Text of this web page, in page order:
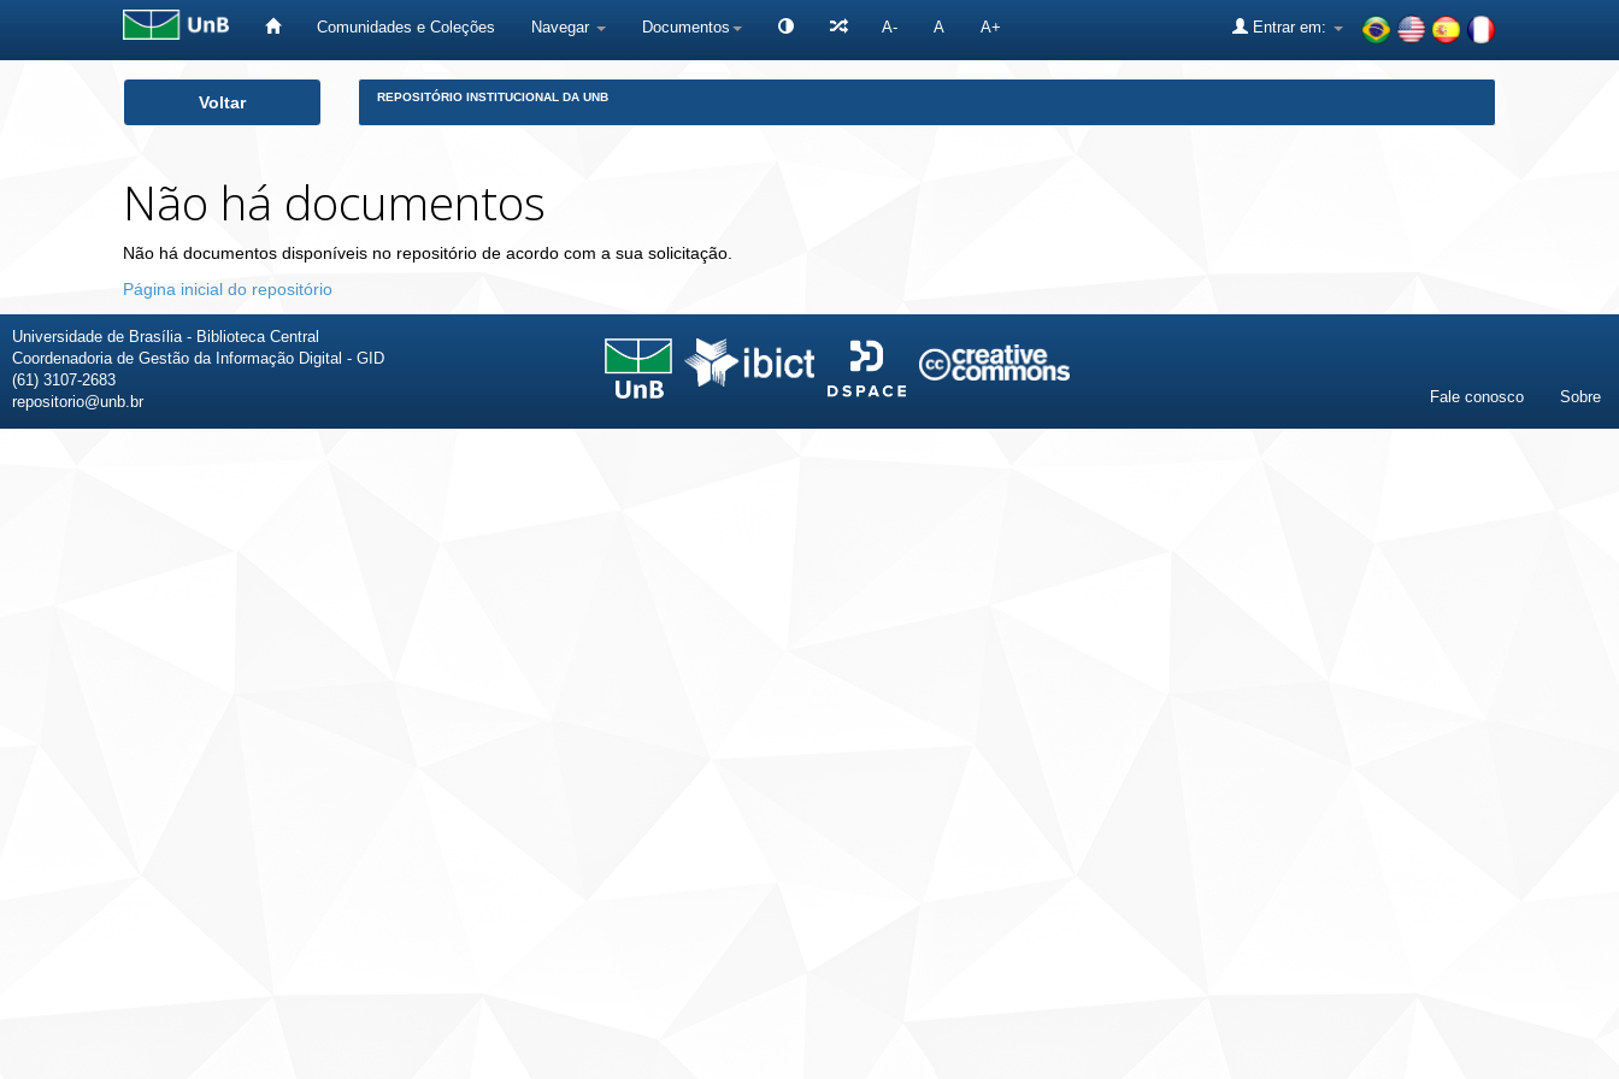
Comunidades e Coleções Navegar Documentos A- A A+ Entrar em:
Voltar REPOSITÓRIO INSTITUCIONAL DA UNB
Não há documentos
Não há documentos disponíveis no repositório de acordo com a sua solicitação.
Página inicial do repositório
Universidade de Brasília - Biblioteca Central
Coordenadoria de Gestão da Informação Digital - GID
(61) 3107-2683
repositorio@unb.br
Fale conosco Sobre